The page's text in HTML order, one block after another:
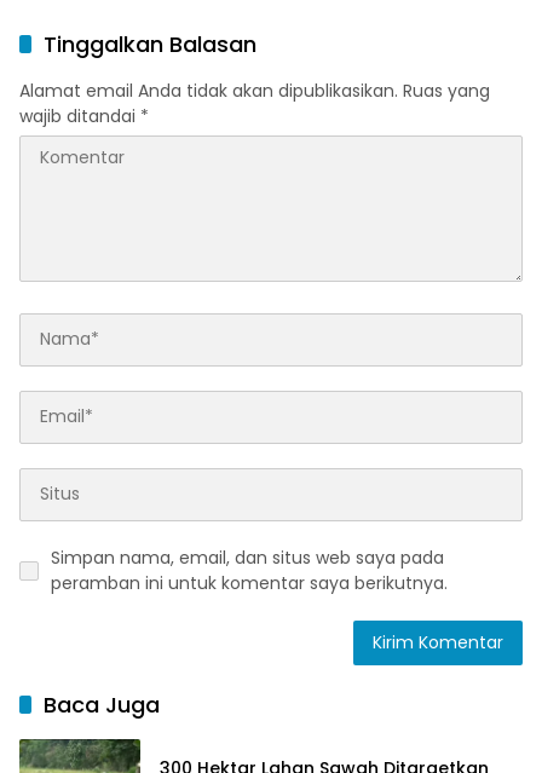
Tinggalkan Balasan
Alamat email Anda tidak akan dipublikasikan. Ruas yang
wajib ditandai *
Simpan nama, email, dan situs web saya pada
peramban ini untuk komentar saya berikutnya.
Baca Juga
300 Hektar Lahan Sawah Ditargetkan